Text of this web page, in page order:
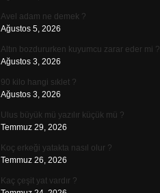
Avel adam ne demek ?
Ağustos 5, 2026
Altın bozdururken kuyumcu zarar eder mi ?
Ağustos 3, 2026
90 kilo hangi sıklet ?
Ağustos 3, 2026
Ulus büyük mü yazılır küçük mü ?
Temmuz 29, 2026
Koç erkeği yatakta nasıl olur ?
Temmuz 26, 2026
Kaç çeşit yat vardır ?